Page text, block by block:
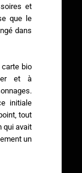
et
que le
dans
bio
et à
initiale
tout
qui avait
un